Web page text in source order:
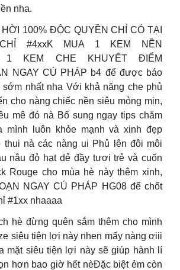
nha.
100% ĐỘC QUYỀN CHỈ CÓ TẠI
#4xxK MUA 1 KEM NỀN
1 KEM CHE KHUYẾT ĐIỂM
NGAY CÚ PHÁP b4 để được báo
nhất nha Với khả năng che phủ
cho nàng chiếc nền siêu mỏng mịn,
mê đó nà Bổ sung ngay tips chăm
mình luôn khỏe mạnh và xinh đẹp
thui nà các nàng ui Phủ lên đôi môi
nâu đỏ hạt dẻ đầy tươi trẻ và cuốn
Rouge cho mùa hè này thêm xinh,
NGAY CÚ PHÁP HG08 để chốt
#1xx nhaaaa
hè đừng quên sắm thêm cho mình
siêu tiện lợi này nhen mấy nàng ơiii
mặt siêu tiện lợi này sẽ giúp hành lí
hơn bao giờ hết nèĐặc biệt ẻm còn